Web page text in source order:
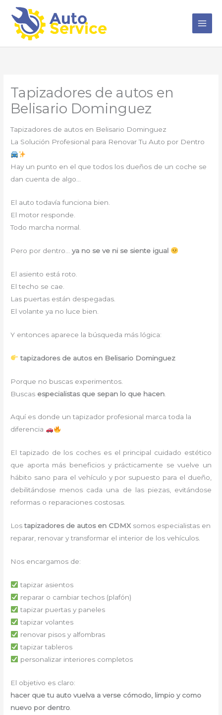
contenido
Tapizadores de autos en
Belisario Dominguez
Tapizadores de autos en Belisario Dominguez
La Solución Profesional para Renovar Tu Auto por Dentro
Hay un punto en el que todos los dueños de un coche se
dan cuenta de algo…
El auto todavía funciona bien.
El motor responde.
Todo marcha normal.
Pero por dentro…ya no se ve ni se siente igual
El asiento está roto.
El techo se cae.
Las puertas están despegadas.
El volante ya no luce bien.
Y entonces aparece la búsqueda más lógica:
tapizadores de autos en Belisario Dominguez
Porque no buscas experimentos.
Buscas especialistas que sepan lo que hacen
Aquí es donde un tapizador profesional marca toda la
diferencia
El tapizado de los coches es el principal cuidado estético
que aporta más beneficios y prácticamente se vuelve un
hábito sano para el vehículo y por supuesto para el dueño,
debilitándose menos cada una de las piezas, evitándose
reformas o reparaciones costosas.
Lostapizadores de autos en CDMX somos especialistas en
reparar, renovar y transformar el interior de los vehículos.
Nos encargamos de:
tapizar asientos
reparar o cambiar techos (plafón)
tapizar puertas y paneles
tapizar volantes
renovar pisos y alfombras
tapizar tableros
personalizar interiores completos
El objetivo es claro:
hacer que tu auto vuelva a verse cómodo, limpio y como
nuevo por dentro